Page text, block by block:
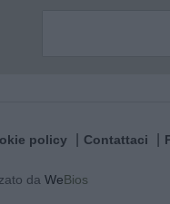
policy Contattaci
da WeBios